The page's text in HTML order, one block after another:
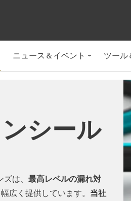
ニュース＆イベント ツール
シール
は、 最高レベルの漏れ対
広く提供しています。 当社